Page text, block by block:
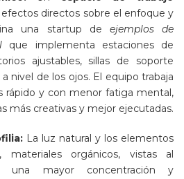
directos sobre el enfoque y
una startup de ejemplos de
que implementa estaciones de
ajustables, sillas de soporte
nivel de los ojos. El equipo trabaja
rápido y con menor fatiga mental,
más creativas y mejor ejecutadas.
La luz natural y los elementos
materiales orgánicos, vistas al
una mayor concentración y